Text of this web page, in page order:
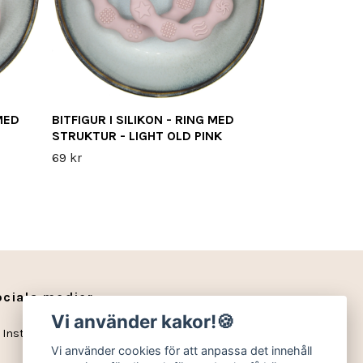
BITFIGUR I SILIKON - RING MED
STRUKTUR - LIGHT OLD PINK
69 kr
medier
Instagram
Vi använder kakor!🍪
Vi använder cookies för att anpassa det innehåll